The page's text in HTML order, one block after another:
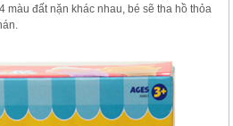
màu đất nặn khác nhau, bé sẽ tha hồ thỏa